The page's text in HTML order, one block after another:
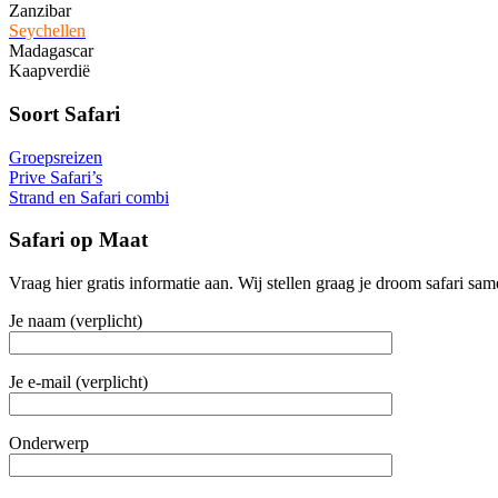
Zanzibar
Seychellen
Madagascar
Kaapverdië
Soort Safari
Groepsreizen
Prive Safari’s
Strand en Safari combi
Safari op Maat
Vraag hier gratis informatie aan. Wij stellen graag je droom safari
Je naam (verplicht)
Je e-mail (verplicht)
Onderwerp